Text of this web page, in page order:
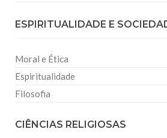
ESPIRITUALIDADE E
Moral e Ética
Espiritualidade
Filosofia
CIÊNCIAS RELIGIOSAS